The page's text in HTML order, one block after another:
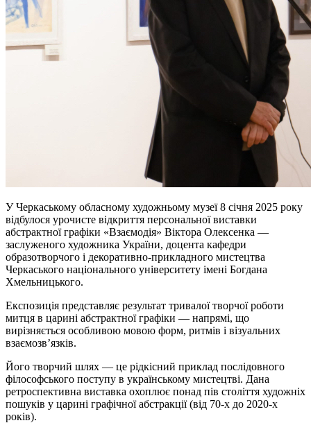
У Черкаському обласному художньому музеї 8 січня 2025 року
відбулося урочисте відкриття персональної виставки
абстрактної графіки «Взаємодія» Віктора Олексенка —
заслуженого художника України, доцента кафедри
образотворчого і декоративно-прикладного мистецтва
Черкаського національного університету імені Богдана
Хмельницького.
Експозиція представляє результат тривалої творчої роботи
митця в царині абстрактної графіки — напрямі, що
вирізняється особливою мовою форм, ритмів і візуальних
взаємозв’язків.
Його творчий шлях — це рідкісний приклад послідовного
філософського поступу в українському мистецтві. Дана
ретроспективна виставка охоплює понад пів століття художніх
пошуків у царині графічної абстракції (від 70-х до 2020-х
років).